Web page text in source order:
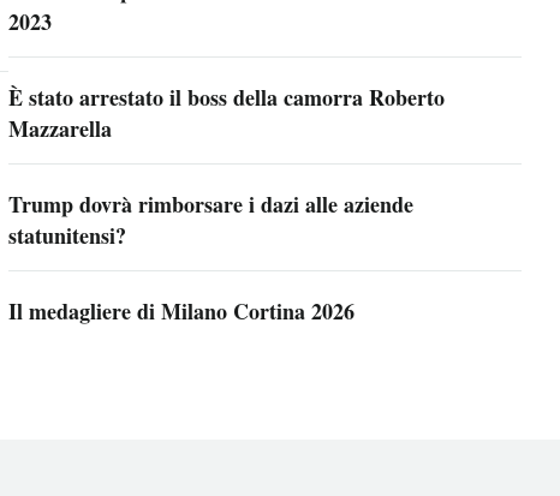
2023
È stato arrestato il boss della camorra Roberto
Mazzarella
Trump dovrà rimborsare i dazi alle aziende
statunitensi?
Il medagliere di Milano Cortina 2026